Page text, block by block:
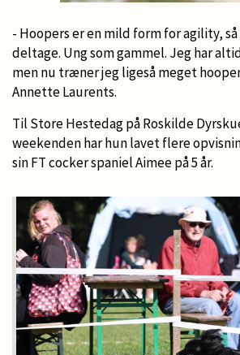
- Hoopers er en mild form for agility,
deltage. Ung som gammel. Jeg har
men nu træner jeg ligeså meget
Annette Laurents.
Til Store Hestedag på Roskilde
weekenden har hun lavet flere
sin FT cocker spaniel Aimee på 5 år.